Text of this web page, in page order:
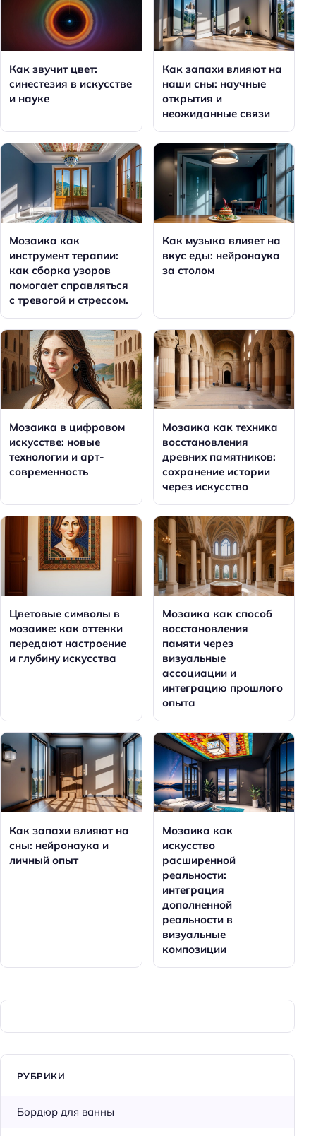
Как звучит цвет:
синестезия в искусстве
и науке
Как запахи влияют на
наши сны: научные
открытия и
неожиданные связи
Мозаика как
инструмент терапии:
как сборка узоров
помогает справляться
с тревогой и стрессом.
Как музыка влияет на
вкус еды: нейронаука
за столом
Мозаика в цифровом
искусстве: новые
технологии и арт-
современность
Мозаика как техника
восстановления
древних памятников:
сохранение истории
через искусство
Цветовые символы в
мозаике: как оттенки
передают настроение
и глубину искусства
Мозаика как способ
восстановления
памяти через
визуальные
ассоциации и
интеграцию прошлого
опыта
Как запахи влияют на
сны: нейронаука и
личный опыт
Мозаика как
искусство
расширенной
реальности:
интеграция
дополненной
реальности в
визуальные
композиции
РУБРИКИ
Бордюр для ванны